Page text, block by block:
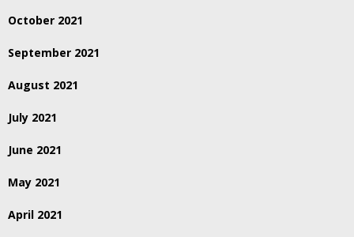
October 2021
September 2021
August 2021
July 2021
June 2021
May 2021
April 2021